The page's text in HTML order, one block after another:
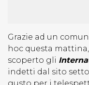
Grazie ad un
hoc questa
scoperto gli
indetti dal sito